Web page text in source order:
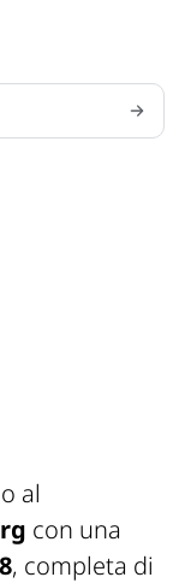
al
con una
, completa di